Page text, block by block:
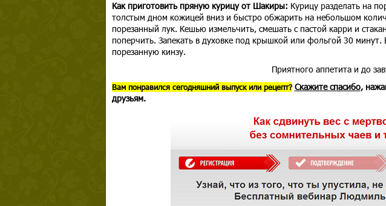
Как приготовить пряную курицу от Шакиры: Курицу разделать на
толстым дном кожицей вниз и быстро обжарить на небольшом
порезанный лук. Кешью измельчить, смешать с пастой карри и
поперчить. Запекать в духовке под крышкой или фольгой 30 минут.
порезанную кинзу.
Приятного аппетита и до
Вам понравился сегодняшний выпуск или рецепт? Скажите спасибо,
друзьям.